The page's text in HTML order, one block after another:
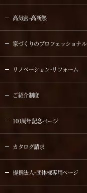
高気密・高断熱
家づくりのプロフェッショナル
リノベーション・リフォーム
ご紹介制度
100周年記念ページ
カタログ請求
提携法人・団体様専用ページ